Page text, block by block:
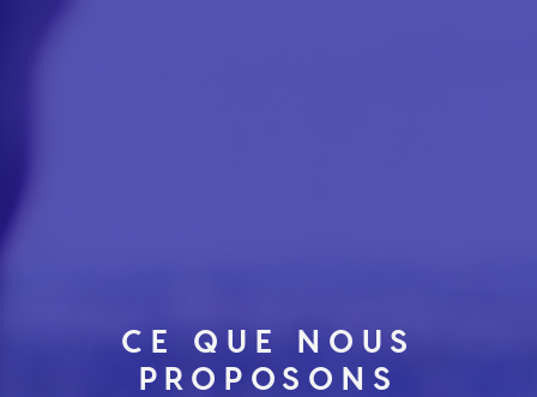
CE QUE NOUS
PROPOSONS